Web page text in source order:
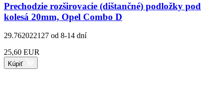
Prechodzie rozširovacie (dištančné) podložky pod
kolesá 20mm, Opel Combo D
29.762022127 od 8-14 dní
25,60 EUR
Kúpiť